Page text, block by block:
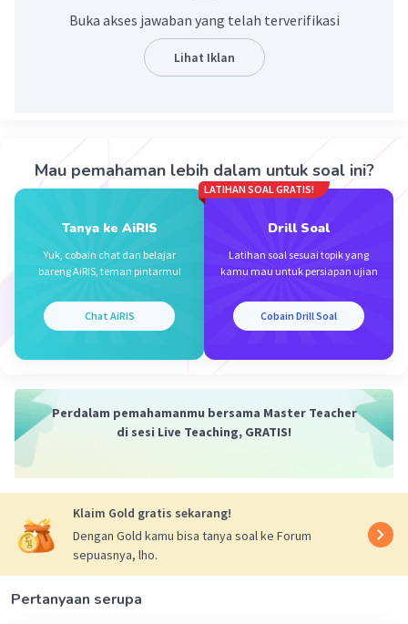
Kalimat kompleks atau kalimat majemuk
bertingkat adalah kalimat yang terdiri dari
sebagai kalimat, sedangkan klausa subordinatif
selalu bergantung pada klausa utama.
1. Supriyati tetap berangkat meskipun hari telah
2. Ketika hujan turun. Hermawan masih berada di
atas bus.
3. Yanto sedang bekerja dan istrinya
Kalimat kompleks terdapat pada kalimat
"Tonggeret dapat ditemukan di ketinggian 200 -
Dengan demikian, jawaban yang tepat adalah
pilihan D.
Beri Rating·0.0(0) Balas
Buka akses jawaban yang telah terverifikasi
Lihat Iklan
Mau pemahaman lebih dalam untuk soal ini?
Tanya ke AiRIS
Yuk, cobain chat dan belajar
bareng AiRIS, teman pintarmu!
Chat AiRIS
LATIHAN SOAL GRATIS!
Drill Soal
Latihan soal sesuai topik yang
kamu mau untuk persiapan ujian
Cobain Drill Soal
Perdalam pemahamanmu bersama Master Teacher
di sesi Live Teaching, GRATIS!
Klaim Gold gratis sekarang!
Dengan Gold kamu bisa tanya soal ke Forum
sepuasnya, lho.
Pertanyaan serupa